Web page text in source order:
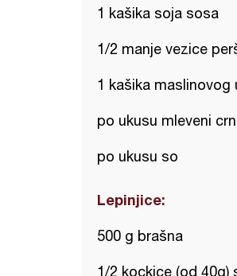
1 kašika soja sosa
1/2 manje vezice
1 kašika maslinovog
po ukusu mleveni
po ukusu so
Lepinjice:
500 g brašna
1/2 kockice (od 40g)